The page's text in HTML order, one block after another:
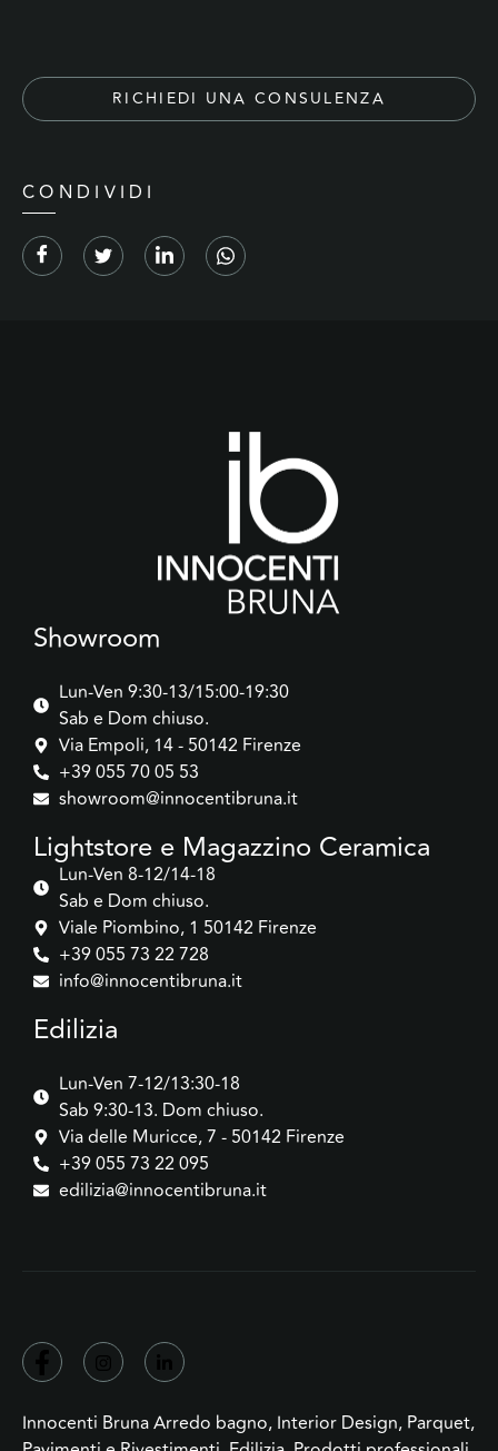
RICHIEDI UNA CONSULENZA
CONDIVIDI
Showroom
Lun-Ven 9:30-13/15:00-19:30
Sab e Dom chiuso.
Via Empoli, 14 - 50142 Firenze
+39 055 70 05 53
showroom@innocentibruna.it
Lightstore e Magazzino Ceramica
Lun-Ven 8-12/14-18
Sab e Dom chiuso.
Viale Piombino, 1 50142 Firenze
+39 055 73 22 728
info@innocentibruna.it
Edilizia
Lun-Ven 7-12/13:30-18
Sab 9:30-13. Dom chiuso.
Via delle Muricce, 7 - 50142 Firenze
+39 055 73 22 095
edilizia@innocentibruna.it
Innocenti Bruna Arredo bagno, Interior Design, Parquet,